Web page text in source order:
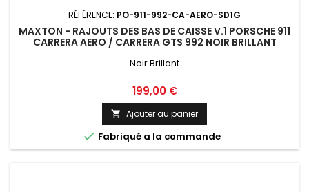
RÉFÉRENCE: PO-911-992-CA-AERO-SD1G
MAXTON - RAJOUTS DES BAS DE CAISSE V.1 PORSCHE 911
CARRERA AERO / CARRERA GTS 992 NOIR BRILLANT
Noir Brillant
Prix
199,00 €
 Ajouter au panier
 Fabriqué a la commande